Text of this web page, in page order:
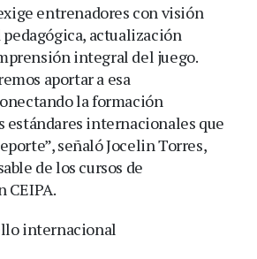
entrenadores con visión
actualización
integral del juego.
aportar a esa
la formación
estándares internacionales que
señaló Jocelin Torres,
de los cursos de
internacional